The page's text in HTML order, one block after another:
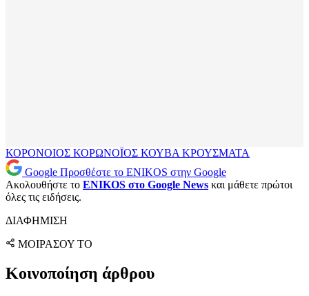
ΚΟΡΟΝΟΙΟΣ ΚΟΡΩΝΟΪΟΣ ΚΟΥΒΑ ΚΡΟΥΣΜΑΤΑ
Google Προσθέστε το ENIKOS στην Google
Ακολουθήστε το ENIKOS στο Google News και μάθετε πρώτοι
όλες τις ειδήσεις.
ΔΙΑΦΗΜΙΣΗ
ΜΟΙΡΑΣΟΥ ΤΟ
Κοινοποίηση άρθρου